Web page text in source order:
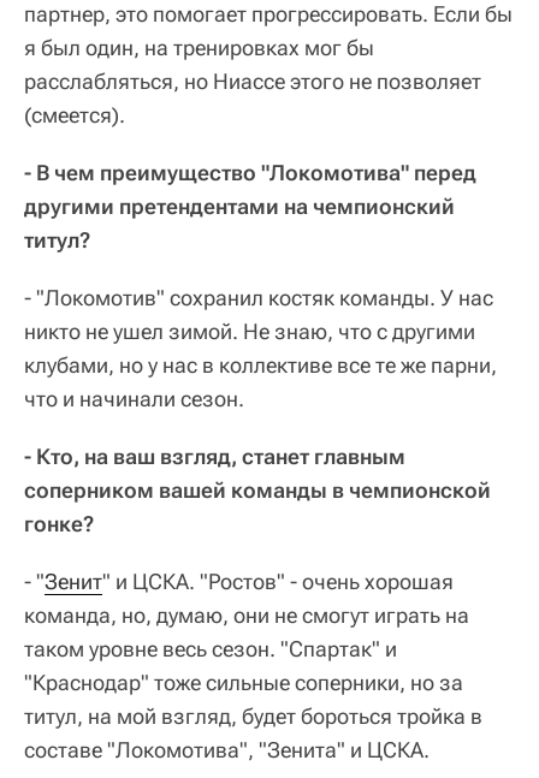
партнер, это помогает прогрессировать. Если бы
я был один, на тренировках мог бы
расслабляться, но Ниассе этого не позволяет
(смеется).
- В чем преимущество "Локомотива" перед
другими претендентами на чемпионский
титул?
- "Локомотив" сохранил костяк команды. У нас
никто не ушел зимой. Не знаю, что с другими
клубами, но у нас в коллективе все те же парни,
что и начинали сезон.
- Кто, на ваш взгляд, станет главным
соперником вашей команды в чемпионской
гонке?
- "Зенит" и ЦСКА. "Ростов" - очень хорошая
команда, но, думаю, они не смогут играть на
таком уровне весь сезон. "Спартак" и
"Краснодар" тоже сильные соперники, но за
титул, на мой взгляд, будет бороться тройка в
составе "Локомотива", "Зенита" и ЦСКА.